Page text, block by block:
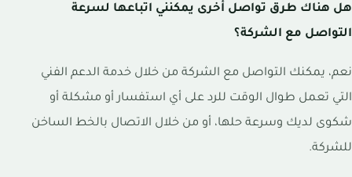
هل هناك طرق تواصل أخرى يمكنني اتباعها لسرعة
التواصل مع الشركة؟
نعم، يمكنك التواصل مع الشركة من خلال خدمة الدعم الفني
التي تعمل طوال الوقت للرد على أي استفسار أو مشكلة أو
شكوى لديك وسرعة حلها، أو من خلال الاتصال بالخط الساخن
للشركة.